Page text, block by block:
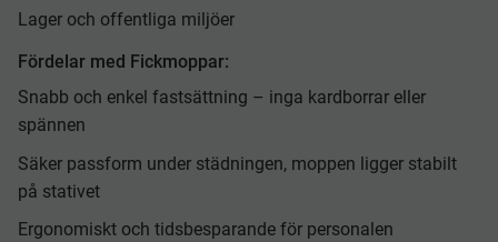
Lager och offentliga miljöer
Fördelar med Fickmoppar:
Snabb och enkel fastsättning – inga kardborrar eller
spännen
Säker passform under städningen, moppen ligger stabilt
på stativet
Ergonomiskt och tidsbesparande för personalen